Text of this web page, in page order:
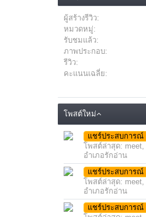
ผู้สร้างรีวิว:
หมวดหมู่:
รับชมแล้ว:
ภาพประกอบ:
รีวิว:
คะแนนเฉลี่ย:
โพสต์ใหม่
แชร์ประสบการณ์
โพสต์ล่าสุด: meet,
อำเภอรักอ่าน
แชร์ประสบการณ์
โพสต์ล่าสุด: meet,
อำเภอรักอ่าน
แชร์ประสบการณ์